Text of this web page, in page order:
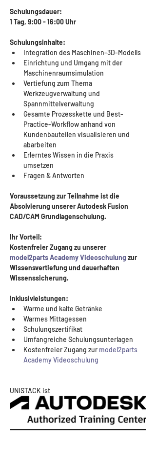
Schulungsdauer:
1 Tag, 9:00 - 16:00 Uhr
Schulungsinhalte:
Integration des Maschinen-3D-Modells
Einrichtung und Umgang mit der
Maschinenraumsimulation
Vertiefung zum Thema
Werkzeugverwaltung und
Spannmittelverwaltung
Gesamte Prozesskette und Best-
Practice-Workflow anhand von
Kundenbauteilen visualisieren und
abarbeiten
Erlerntes Wissen in die Praxis
umsetzen
Fragen & Antworten
Voraussetzung zur Teilnahme ist die
Absolvierung unserer Autodesk Fusion
CAD/CAM Grundlagenschulung.
Ihr Vorteil:
Kostenfreier Zugang zu unserer
model2parts Academy Videoschulung zur
Wissensvertiefung und dauerhaften
Wissenssicherung.
Inklusivleistungen:
Warme und kalte Getränke
Warmes Mittagessen
Schulungszertifikat
Umfangreiche Schulungsunterlagen
Kostenfreier Zugang zur model2parts
Academy Videoschulung
UNISTACK ist